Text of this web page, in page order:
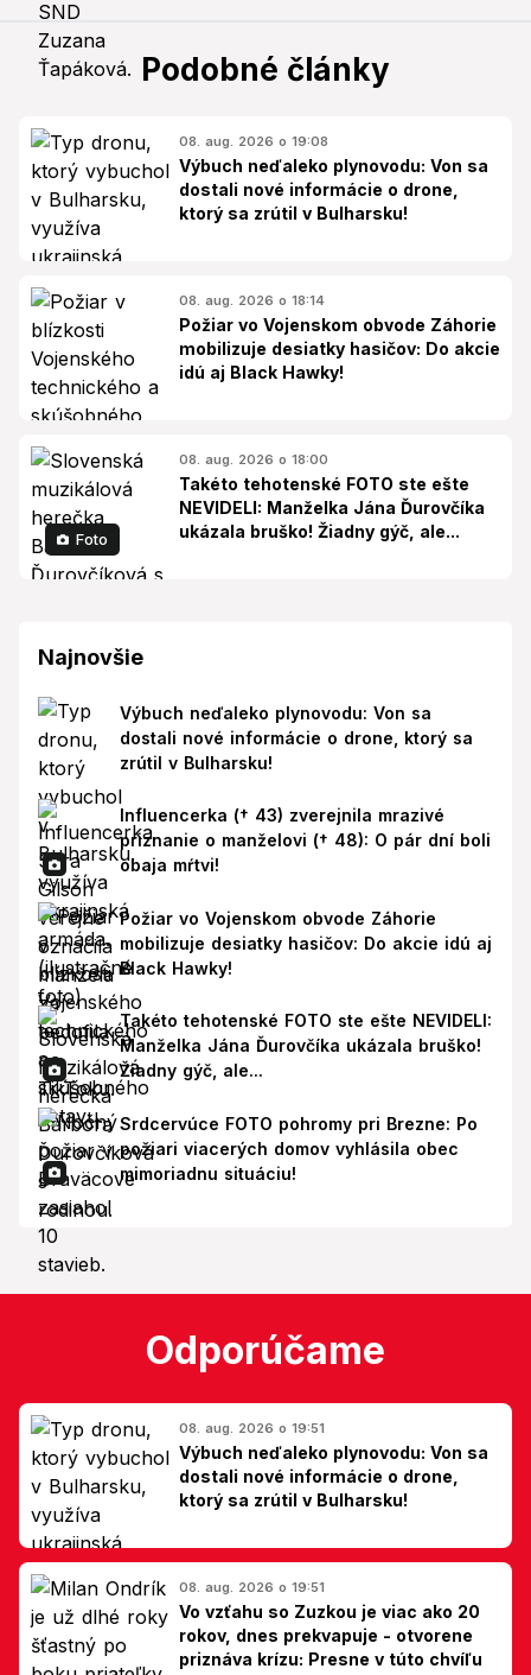
Podobné články
08. aug. 2026 o 19:08
Výbuch neďaleko plynovodu: Von sa
dostali nové informácie o drone,
ktorý sa zrútil v Bulharsku!
08. aug. 2026 o 18:14
Požiar vo Vojenskom obvode Záhorie
mobilizuje desiatky hasičov: Do akcie
idú aj Black Hawky!
Foto
08. aug. 2026 o 18:00
Takéto tehotenské FOTO ste ešte
NEVIDELI: Manželka Jána Ďurovčíka
ukázala bruško! Žiadny gýč, ale...
Najnovšie
Výbuch neďaleko plynovodu: Von sa
dostali nové informácie o drone, ktorý sa
zrútil v Bulharsku!
Influencerka († 43) zverejnila mrazivé
priznanie o manželovi († 48): O pár dní boli
obaja mŕtvi!
Požiar vo Vojenskom obvode Záhorie
mobilizuje desiatky hasičov: Do akcie idú aj
Black Hawky!
Takéto tehotenské FOTO ste ešte NEVIDELI:
Manželka Jána Ďurovčíka ukázala bruško!
Žiadny gýč, ale...
Srdcervúce FOTO pohromy pri Brezne: Po
požiari viacerých domov vyhlásila obec
mimoriadnu situáciu!
Odporúčame
08. aug. 2026 o 19:51
Výbuch neďaleko plynovodu: Von sa
dostali nové informácie o drone,
ktorý sa zrútil v Bulharsku!
08. aug. 2026 o 19:51
Vo vzťahu so Zuzkou je viac ako 20
rokov, dnes prekvapuje - otvorene
priznáva krízu: Presne v túto chvíľu